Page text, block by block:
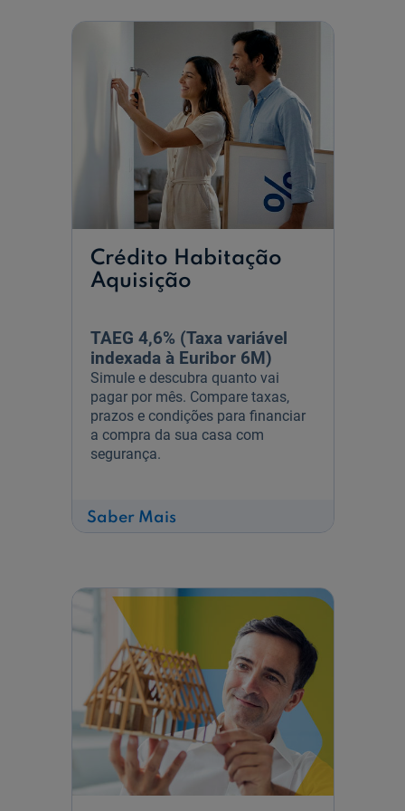
Crédito Habitação
Aquisição
TAEG 4,6% (Taxa variável
indexada à Euribor 6M)
Simule e descubra quanto vai
pagar por mês. Compare taxas,
prazos e condições para financiar
a compra da sua casa com
segurança.
Saber Maissobre
Crédito